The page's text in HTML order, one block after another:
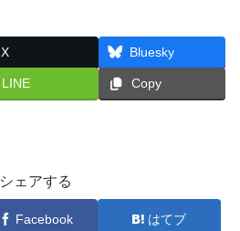
X Bluesky
LINE Copy
シェアする
Facebook はてブ